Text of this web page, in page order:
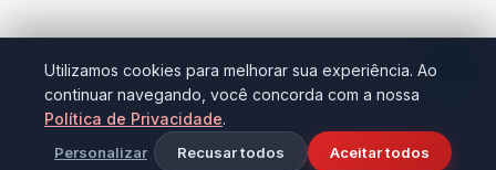
Utilizamos cookies para melhorar sua experiência. Ao
continuar navegando, você concorda com a nossa
Política de Privacidade.
Personalizar Recusar todos Aceitar todos